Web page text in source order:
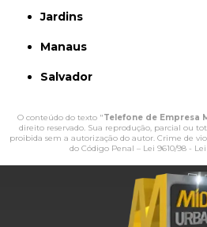
Jardins
Manaus
Salvador
O conteúdo do texto "Telefone de Empresa
direito reservado. Sua reprodução, parcial ou
proibida sem a autorização do autor. Crime de
do Código Penal – Lei 9610/98 -